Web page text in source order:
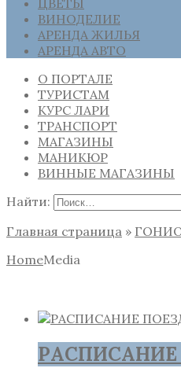
ВИНОДЕЛИЕ
АРЕНДА ЖИЛЬЯ
АРЕНДА АВТО
О ПОРТАЛЕ
ТУРИСТАМ
КУРС ЛАРИ
ТРАНСПОРТ
МАГАЗИНЫ
МАНИКЮР
ВИННЫЕ МАГАЗИНЫ
Найти:
Главная страница »
HomeMedia
РАСПИСАНИЕ